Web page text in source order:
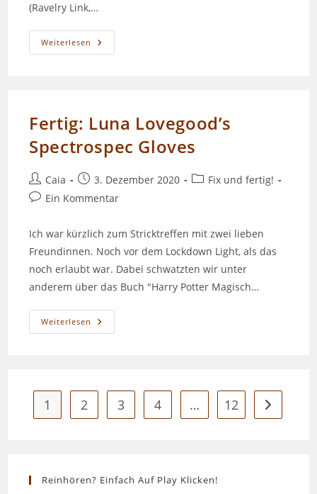
(Ravelry Link,…
Weiterlesen Episode
086
Fertig: Luna Lovegood’s
Spectrospec Gloves
Beitrags-
Autor:
Caia
Beitrag
veröffentlicht:
3. Dezember 2020
Beitrags-
Fix und fertig!
Beitrags-
Ein Kommentar
Ich war kürzlich zum Stricktreffen mit zwei lieben
Freundinnen. Noch vor dem Lockdown Light, als das
noch erlaubt war. Dabei schwatzten wir unter
anderem über das Buch "Harry Potter Magisch…
Weiterlesen Fertig:
Luna
1 2 3 4 … 12 Gehe zur
Reinhören? Einfach Auf Play Klicken!